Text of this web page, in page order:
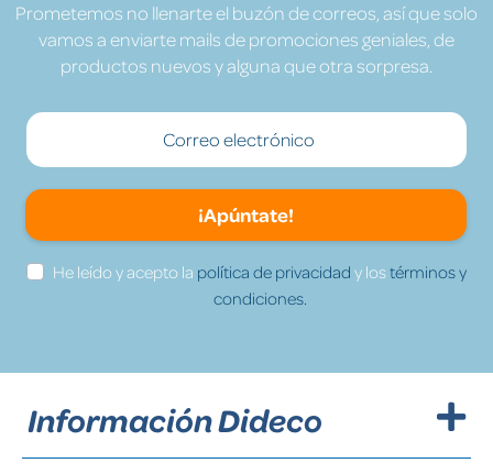
Prometemos no llenarte el buzón de correos, así que solo
vamos a enviarte mails de promociones geniales, de
productos nuevos y alguna que otra sorpresa.
¡Apúntate!
He leído y acepto la política de privacidad y lostérminos y
condiciones.
Información Dideco